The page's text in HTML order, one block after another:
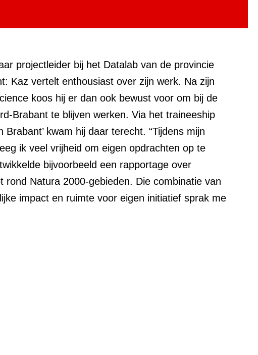
projectleider bij het Datalab van de provincie
Kaz vertelt enthousiast over zijn werk. Na zijn
koos hij er dan ook bewust voor om bij de
Brabant te blijven werken. Via het traineeship
Brabant’ kwam hij daar terecht. “Tijdens mijn
ik veel vrijheid om eigen opdrachten op te
bijvoorbeeld een rapportage over
rond Natura 2000-gebieden. Die combinatie van
impact en ruimte voor eigen initiatief sprak me